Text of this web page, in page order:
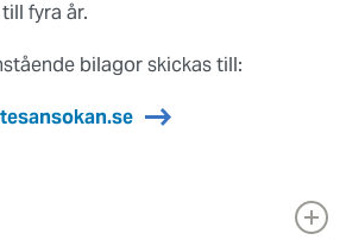
fyra år.
bilagor skickas till: